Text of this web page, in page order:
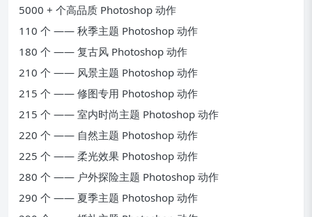
5000 + 个高品质 Photoshop 动作
110 个 —— 秋季主题 Photoshop 动作
180 个 —— 复古风 Photoshop 动作
210 个 —— 风景主题 Photoshop 动作
215 个 —— 修图专用 Photoshop 动作
215 个 —— 室内时尚主题 Photoshop 动作
220 个 —— 自然主题 Photoshop 动作
225 个 —— 柔光效果 Photoshop 动作
280 个 —— 户外探险主题 Photoshop 动作
290 个 —— 夏季主题 Photoshop 动作